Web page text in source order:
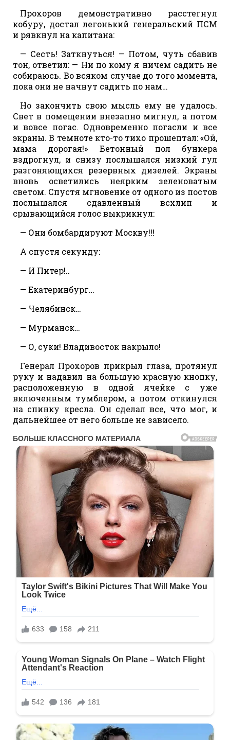
Прохоров демонстративно расстегнул
кобуру, достал легонький генеральский ПСМ
и рявкнул на капитана:
— Сесть! Заткнуться! — Потом, чуть сбавив
тон, ответил: — Ни по кому я ничем садить не
собираюсь. Во всяком случае до того момента,
пока они не начнут садить по нам…
Но закончить свою мысль ему не удалось.
Свет в помещении внезапно мигнул, а потом
и вовсе погас. Одновременно погасли и все
экраны. В темноте кто-то тихо прошептал: «Ой,
мама дорогая!» Бетонный пол бункера
вздрогнул, и снизу послышался низкий гул
разгоняющихся резервных дизелей. Экраны
вновь осветились неярким зеленоватым
светом. Спустя мгновение от одного из постов
послышался сдавленный всхлип и
срывающийся голос выкрикнул:
— Они бомбардируют Москву!!!
А спустя секунду:
— И Питер!..
— Екатеринбург…
— Челябинск…
— Мурманск…
— О, суки! Владивосток накрыло!
Генерал Прохоров прикрыл глаза, протянул
руку и надавил на большую красную кнопку,
расположенную в одной ячейке с уже
включенным тумблером, а потом откинулся
на спинку кресла. Он сделал все, что мог, и
дальнейшее от него больше не зависело.